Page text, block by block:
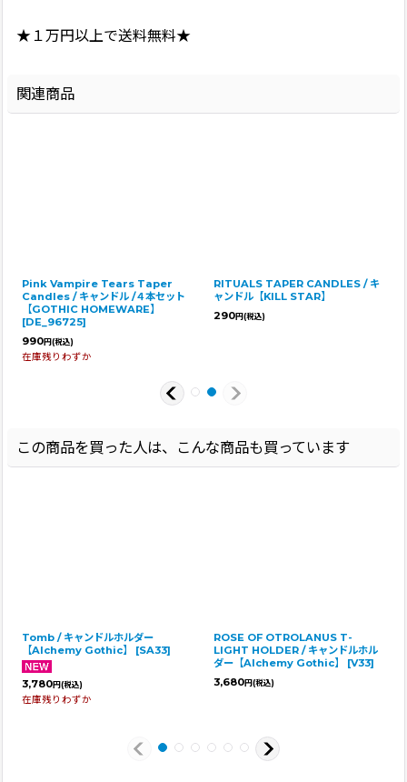
★１万円以上で送料無料★
関連商品
Pink Vampire Tears Taper
Candles / キャンドル /４本セット
【GOTHIC HOMEWARE】
[DE_96725]
990円 (税込)
在庫残りわずか
RITUALS TAPER CANDLES / キ
ャンドル【KILL STAR】
290円 (税込)
この商品を買った人は、こんな商品も買っています
Tomb / キャンドルホルダー
【Alchemy Gothic】
[SA33]
3,780円 (税込)
在庫残りわずか
ROSE OF OTROLANUS T-
LIGHT HOLDER / キャンドルホル
ダー【Alchemy Gothic】
[V33]
3,680円 (税込)